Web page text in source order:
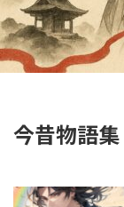
今昔物語集